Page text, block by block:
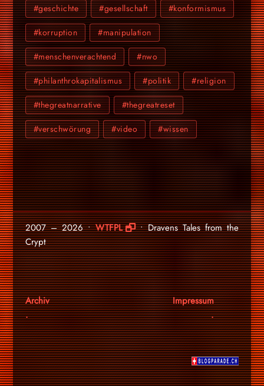
#geschichte #gesellschaft #konformismus
#korruption #manipulation
#menschenverachtend #nwo
#philanthrokapitalismus #politik #religion
#thegreatnarrative #thegreatreset
#verschwörung #video #wissen
2007 – 2026 •WTFPL
• Dravens Tales from the
Crypt
Archiv
Impressum
.
.